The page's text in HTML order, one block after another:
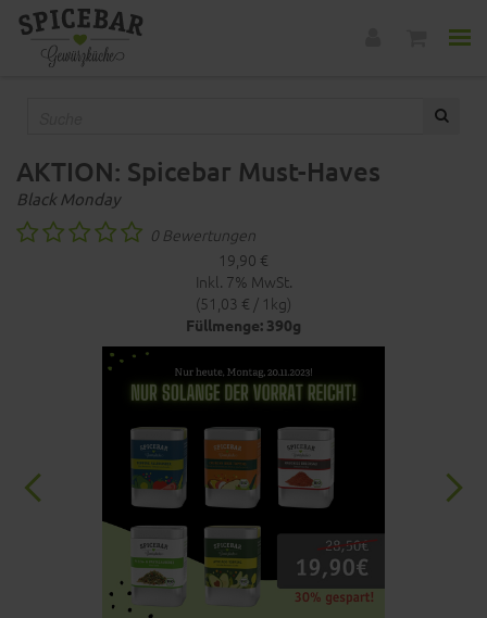
AKTION: Spicebar Must-Haves
Black Monday
0 Bewertungen
19,90 €
Inkl. 7% MwSt.
(51,03 € / 1kg)
Füllmenge: 390g